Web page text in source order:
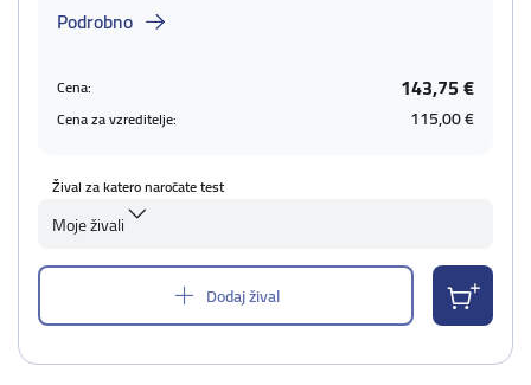
Podrobno
Cena: 143,75 €
Cena za vzreditelje: 115,00 €
Žival za katero naročate test
Moje živali
Dodaj žival